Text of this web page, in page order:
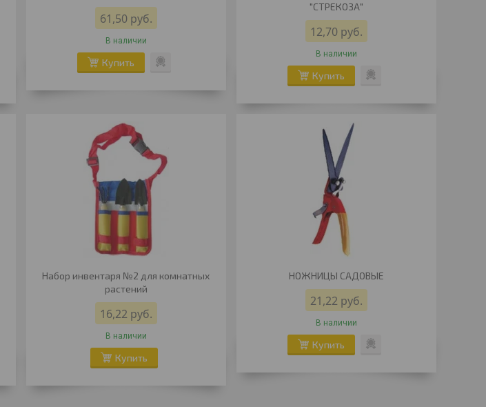
61,50 руб.
В наличии
Купить
"СТРЕКОЗА"
12,70 руб.
В наличии
Купить
Набор инвентаря №2 для комнатных
растений
16,22 руб.
В наличии
Купить
НОЖНИЦЫ САДОВЫЕ
21,22 руб.
В наличии
Купить